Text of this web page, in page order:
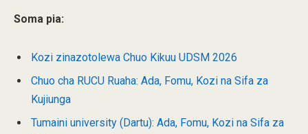
Soma pia:
Kozi zinazotolewa Chuo Kikuu UDSM 2026
Chuo cha RUCU Ruaha: Ada, Fomu, Kozi na Sifa za
Kujiunga
Tumaini university (Dartu): Ada, Fomu, Kozi na Sifa za